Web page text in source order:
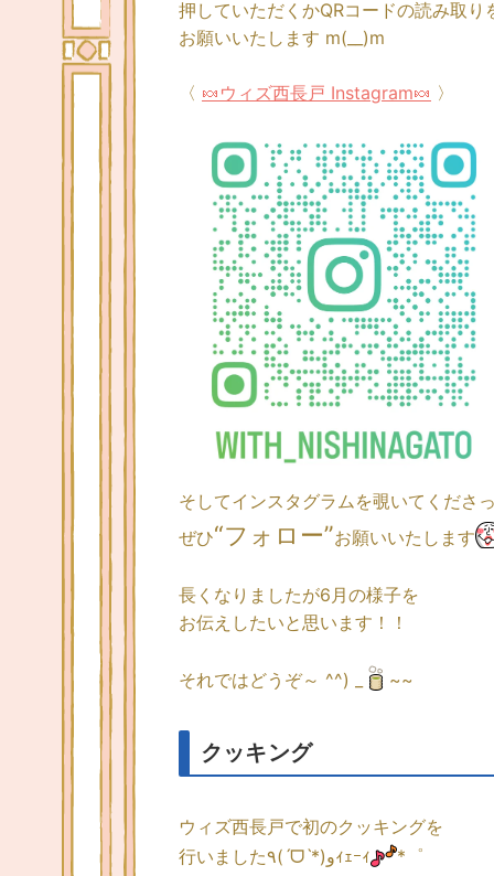
押していただくかQRコードの読み取り
お願いいたします m(__)m
〈 🍬ウィズ西長戸 Instagram🍬 〉
そしてインスタグラムを覗いてくださ
ぜひ“フォロー”お願いいたします
長くなりましたが6月の様子を
お伝えしたいと思います！！
それではどうぞ～ ^^) _ ~~
クッキング
ウィズ西長戸で初のクッキングを
行いました٩(ˊᗜˋ*)وｨｪｰｨ
*゜